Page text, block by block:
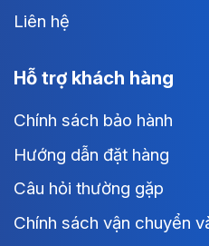
Liên hệ
Hỗ trợ khách hàng
Chính sách bảo hành
Hướng dẫn đặt hàng
Câu hỏi thường gặp
Chính sách vận chuyển